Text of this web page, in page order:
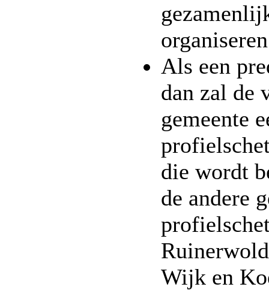
Als een
dan zal de
gemeente
die wordt
de andere
Wijk en